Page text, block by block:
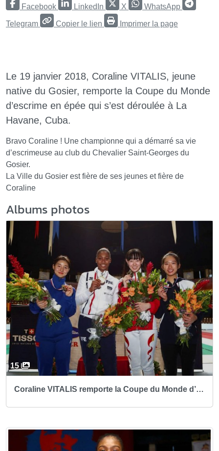
Facebook LinkedIn X WhatsApp
Telegram Copier le lien Imprimer la page
Le 19 janvier 2018, Coraline VITALIS, jeune
native du Gosier, remporte la Coupe du Monde
d’escrime en épée qui s’est déroulée à La
Havane, Cuba.
Bravo Coraline ! Une championne qui a démarré sa vie
d’escrimeuse au club du Chevalier Saint-Georges du
Gosier.
La Ville du Gosier est fière de ses jeunes et fière de
Coraline
Albums photos
15
Coraline VITALIS remporte la Coupe du Monde d’escrime en épée